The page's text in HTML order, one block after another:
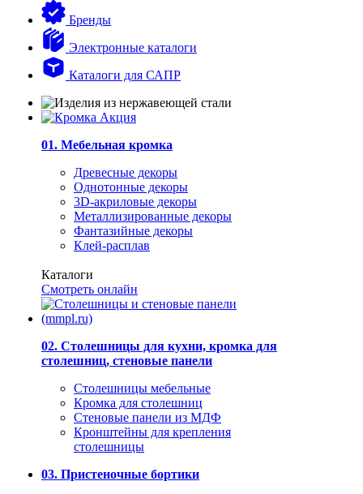
Бренды
Электронные каталоги
Каталоги для САПР
01. Мебельная кромка
Древесные декоры
Однотонные декоры
3D-акриловые декоры
Металлизированные декоры
Фантазийные декоры
Клей-расплав
Каталоги
Смотреть онлайн
02. Столешницы для кухни, кромка для
столешниц, стеновые панели
Столешницы мебельные
Кромка для столешниц
Стеновые панели из МДФ
Кронштейны для крепления
столешницы
03. Пристеночные бортики